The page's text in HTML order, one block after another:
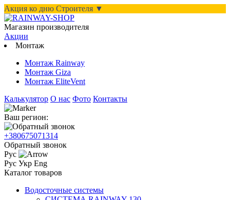
Акция ко дню Строителя ▼
Магазин производителя
Акции
Монтаж
Монтаж Rainway
Монтаж Giza
Монтаж EliteVent
Калькулятор О нас Фото Контакты
Ваш регион:
+380675071314
Обратный звонок
Рус
Рус Укр Eng
Каталог товаров
Водосточные системы